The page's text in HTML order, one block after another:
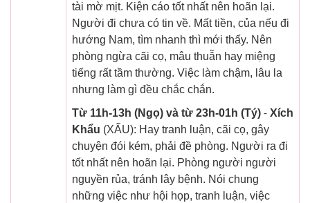
tài mờ mịt. Kiện cáo tốt nhất nên hoãn lại.
Người đi chưa có tin về. Mất tiền, của nếu đi
hướng Nam, tìm nhanh thì mới thấy. Nên
phòng ngừa cãi cọ, mâu thuẫn hay miệng
tiếng rất tầm thường. Việc làm chậm, lâu la
nhưng làm gì đều chắc chắn.
Từ 11h-13h (Ngọ) và từ 23h-01h (Tý) - Xích
Khẩu (XẤU): Hay tranh luận, cãi cọ, gây
chuyện đói kém, phải đề phòng. Người ra đi
tốt nhất nên hoãn lại. Phòng người người
nguyền rủa, tránh lây bệnh. Nói chung
những việc như hội họp, tranh luận, việc